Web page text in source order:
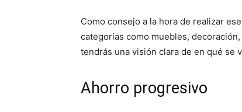
Como consejo a la hora de realizar
categorías como muebles,
tendrás una visión clara de en qué se
Ahorro progresivo